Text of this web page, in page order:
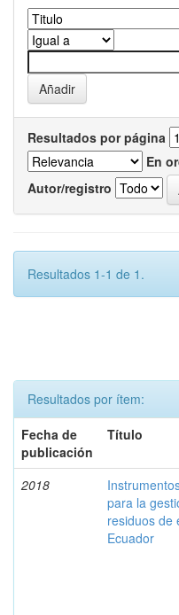
Resultados por página
En
Autor/registro
Resultados 1-1 de 1.
Resultados por ítem:
Fecha de
publicación
Título
2018
para la
residuos de
Ecuador